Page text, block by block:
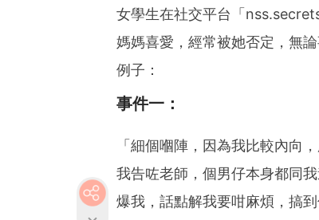
女學生在社交平台「
媽媽喜愛，經常被她否定，無
例子：
事件一：
「細個嗰陣，因為我比較內向
我告咗老師，個男仔本身都同
爆我，話點解我要咁麻煩，搞